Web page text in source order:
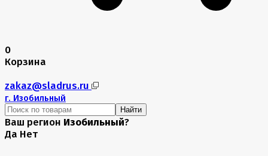
0
Корзина
zakaz@sladrus.ru
г. Изобильный
Найти
Ваш регион Изобильный?
Да Нет